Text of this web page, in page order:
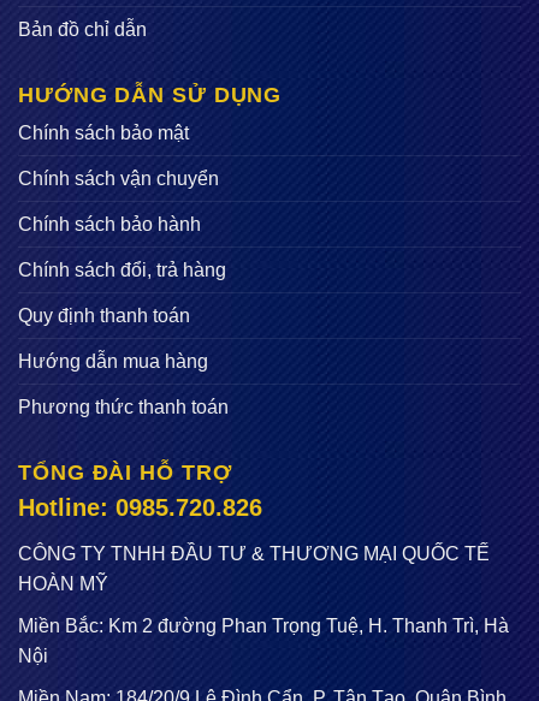
Bản đồ chỉ dẫn
HƯỚNG DẪN SỬ DỤNG
Chính sách bảo mật
Chính sách vận chuyển
Chính sách bảo hành
Chính sách đổi, trả hàng
Quy định thanh toán
Hướng dẫn mua hàng
Phương thức thanh toán
TỔNG ĐÀI HỖ TRỢ
Hotline: 0985.720.826
CÔNG TY TNHH ĐẦU TƯ & THƯƠNG MẠI QUỐC TẾ
HOÀN MỸ
Miền Bắc: Km 2 đường Phan Trọng Tuệ, H. Thanh Trì, Hà
Nội